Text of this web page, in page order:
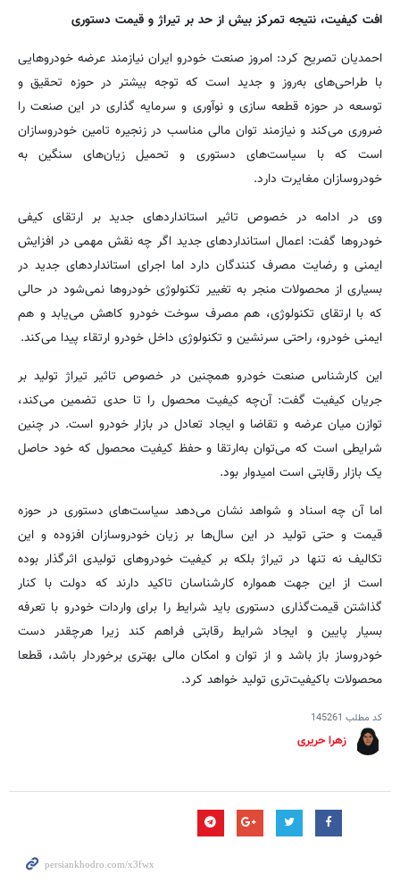
افت کیفیت، نتیجه تمرکز بیش از حد بر تیراژ و قیمت دستوری
احمدیان تصریح کرد: امروز صنعت خودرو ایران نیازمند عرضه خودروهایی
با طراحی‌های به‌روز و جدید است که توجه بیشتر در حوزه تحقیق و
توسعه در حوزه قطعه سازی و نوآوری و سرمایه گذاری در این صنعت را
ضروری می‌کند و نیازمند توان مالی مناسب در زنجیره تامین خودروسازان
است که با سیاست‌های دستوری و تحمیل زیان‌های سنگین به
خودروسازان مغایرت دارد.
وی در ادامه در خصوص تاثیر استانداردهای جدید بر ارتقای کیفی
خودروها گفت: اعمال استانداردهای جدید اگر چه نقش مهمی در افزایش
ایمنی و رضایت مصرف کنندگان دارد اما اجرای استانداردهای جدید در
بسیاری از محصولات منجر به تغییر تکنولوژی خودروها نمی‌شود در حالی
که با ارتقای تکنولوژی، هم مصرف سوخت خودرو کاهش می‌یابد و هم
ایمنی خودرو، راحتی سرنشین و تکنولوژی داخل خودرو ارتقاء پیدا می‌کند.
این کارشناس صنعت خودرو همچنین در خصوص تاثیر تیراژ تولید بر
جریان کیفیت گفت: آن‌چه کیفیت محصول را تا حدی تضمین می‌کند،
توازن میان عرضه و تقاضا و ایجاد تعادل در بازار خودرو است. در چنین
شرایطی است که می‌توان به‌ارتقا و حفظ کیفیت محصول که خود حاصل
یک بازار رقابتی است امیدوار بود.
اما آن چه اسناد و شواهد نشان می‌دهد سیاست‌های دستوری در حوزه
قیمت و حتی تولید در این سال‌ها بر زیان خودروسازان افزوده و این
تکالیف نه تنها در تیراژ بلکه بر کیفیت خودروهای تولیدی اثرگذار بوده
است از این جهت همواره کارشناسان تاکید دارند که دولت با کنار
گذاشتن قیمت‌گذاری دستوری باید شرایط را برای واردات خودرو با تعرفه
بسیار پایین و ایجاد شرایط رقابتی فراهم کند زیرا هرچقدر دست
خودروساز باز باشد و از توان و امکان مالی بهتری برخوردار باشد، قطعا
محصولات باکیفیت‌تری تولید خواهد کرد.
کد مطلب 145261
زهرا حریری